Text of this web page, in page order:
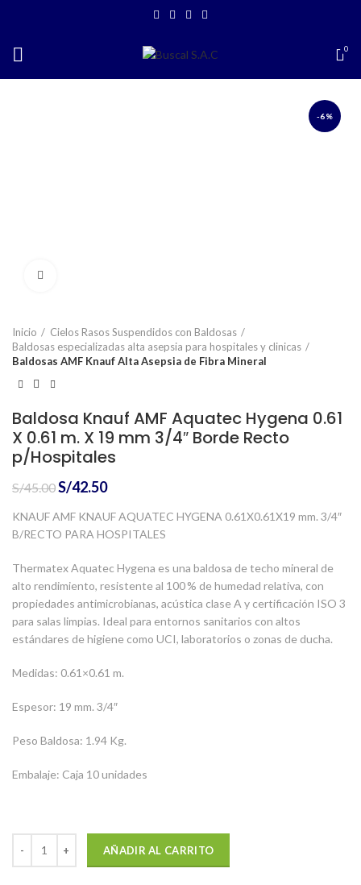
0
-6%
Inicio
Cielos Rasos Suspendidos con Baldosas
Baldosas especializadas alta asepsia para hospitales y clinicas
Baldosas AMF Knauf Alta Asepsia de Fibra Mineral
Baldosa Knauf AMF Aquatec Hygena 0.61
X 0.61 m. X 19 mm 3/4″ Borde Recto
p/Hospitales
S/45.00 El
original
era:
S/42.50El
actual
es:
KNAUF AMF KNAUF AQUATEC HYGENA 0.61X0.61X19 mm. 3/4″
B/RECTO PARA HOSPITALES
Thermatex Aquatec Hygena es una baldosa de techo mineral de
alto rendimiento, resistente al 100 % de humedad relativa, con
propiedades antimicrobianas, acústica clase A y certificación ISO 3
para salas limpias. Ideal para entornos sanitarios con altos
estándares de higiene como UCI, laboratorios o zonas de ducha.
Medidas: 0.61×0.61 m.
Espesor: 19 mm. 3/4″
Peso Baldosa: 1.94 Kg.
Embalaje: Caja 10 unidades
AÑADIR AL CARRITO
BIENVENIDO A TIENDA VIRTUAL BUSCAL
AREQUIPA